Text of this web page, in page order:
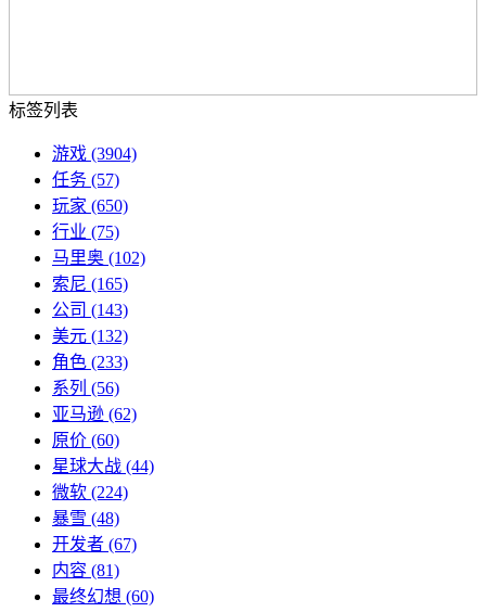
标签列表
游戏 (3904)
任务 (57)
玩家 (650)
行业 (75)
马里奥 (102)
索尼 (165)
公司 (143)
美元 (132)
角色 (233)
系列 (56)
亚马逊 (62)
原价 (60)
星球大战 (44)
微软 (224)
暴雪 (48)
开发者 (67)
内容 (81)
最终幻想 (60)